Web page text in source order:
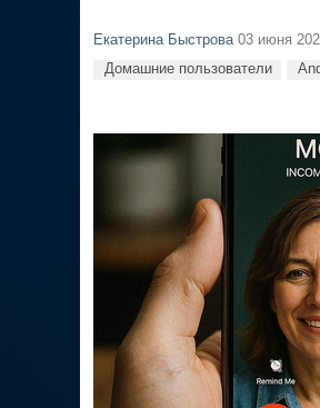
Екатерина Быстрова03 июня
Домашние пользователи